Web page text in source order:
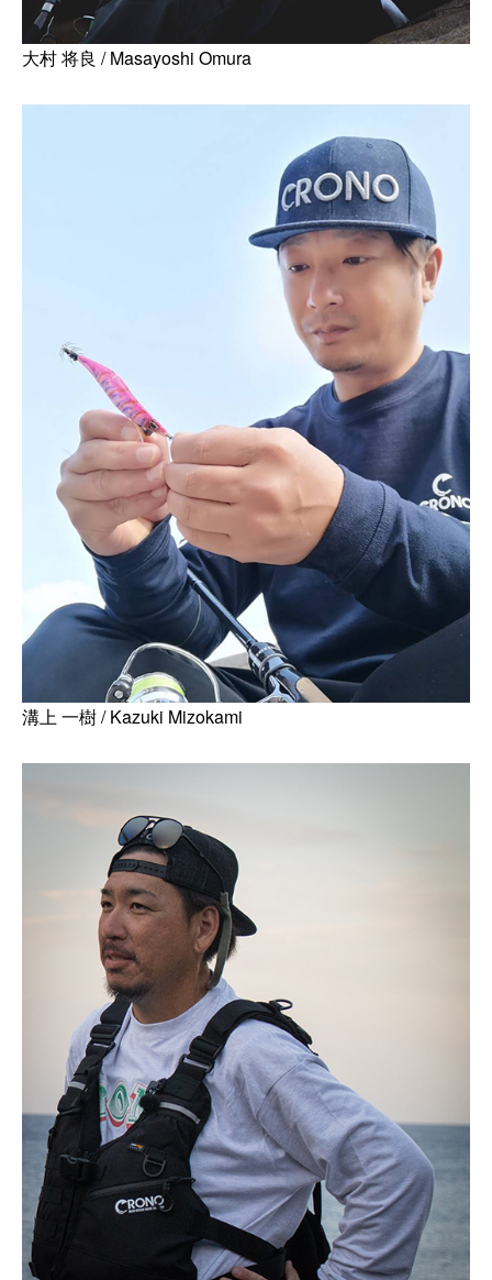
大村 将良 / Masayoshi Omura
溝上 一樹 / Kazuki Mizokami